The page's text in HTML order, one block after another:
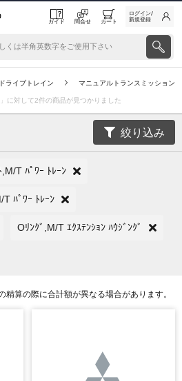
ガイド 問合せ カート
ログイン/
新規登録
ライブトレイン マニュアルトランスミッション
」に対して2件の商品が見つかりました
絞り込み
,M/T ﾊﾟﾜｰ ﾄﾚｰﾝ
T ﾊﾟﾜｰ ﾄﾚｰﾝ
Oﾘﾝｸﾞ,M/T ｴｸｽﾃﾝｼｮﾝ ﾊｳｼﾞﾝｸﾞ
精算の際に合計額が異なる場合があります。